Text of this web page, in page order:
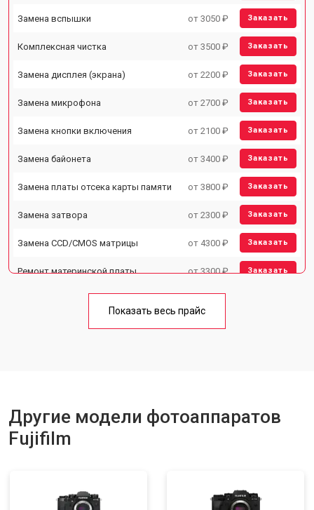
Замена вспышки от 3050 ₽ Заказать
Комплексная чистка от 3500 ₽ Заказать
Замена дисплея (экрана) от 2200 ₽ Заказать
Замена микрофона от 2700 ₽ Заказать
Замена кнопки включения от 2100 ₽ Заказать
Замена байонета от 3400 ₽ Заказать
Замена платы отсека карты памяти от 3800 ₽ Заказать
Замена затвора от 2300 ₽ Заказать
Замена CCD/CMOS матрицы от 4300 ₽ Заказать
Ремонт материнской платы от 3300 ₽ Заказать
Показать весь прайс
Другие модели фотоаппаратов
Fujifilm